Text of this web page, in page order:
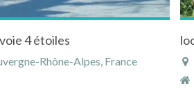
4 étoiles
Rhône-Alpes, France